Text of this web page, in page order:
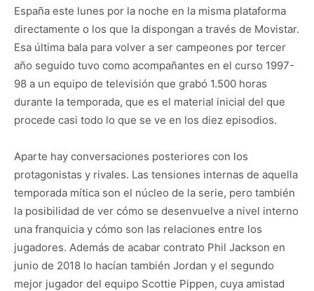
España este lunes por la noche en la misma plataforma
directamente o los que la dispongan a través de Movistar.
Esa última bala para volver a ser campeones por tercer
año seguido tuvo como acompañantes en el curso 1997-
98 a un equipo de televisión que grabó 1.500 horas
durante la temporada, que es el material inicial del que
procede casi todo lo que se ve en los diez episodios.
Aparte hay conversaciones posteriores con los
protagonistas y rivales. Las tensiones internas de aquella
temporada mítica son el núcleo de la serie, pero también
la posibilidad de ver cómo se desenvuelve a nivel interno
una franquicia y cómo son las relaciones entre los
jugadores. Además de acabar contrato Phil Jackson en
junio de 2018 lo hacían también Jordan y el segundo
mejor jugador del equipo Scottie Pippen, cuya amistad